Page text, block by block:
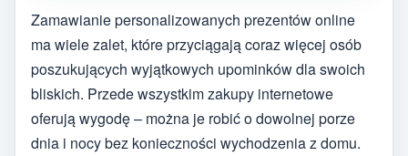
Zamawianie personalizowanych prezentów online
ma wiele zalet, które przyciągają coraz więcej osób
poszukujących wyjątkowych upominków dla swoich
bliskich. Przede wszystkim zakupy internetowe
oferują wygodę – można je robić o dowolnej porze
dnia i nocy bez konieczności wychodzenia z domu.